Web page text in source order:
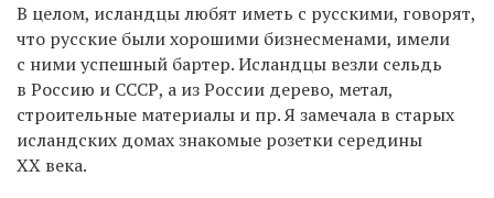
В целом, исландцы любят иметь с русскими, говорят,
что русские были хорошими бизнесменами, имели
с ними успешный бартер. Исландцы везли сельдь
в Россию и СССР, а из России дерево, метал,
строительные материалы и пр. Я замечала в старых
исландских домах знакомые розетки середины
XX века.